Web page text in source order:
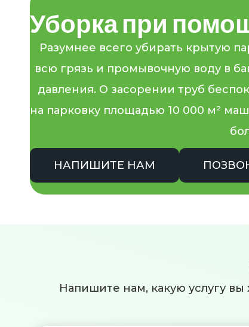
Уборка при
Разумнее всего убирать крытую
всю грязь и промывочную воду в
давления. О засорении труб
на парковку площадью 10 000 м²
НАПИШИТЕ НАМ
Напишите нам, какую услугу